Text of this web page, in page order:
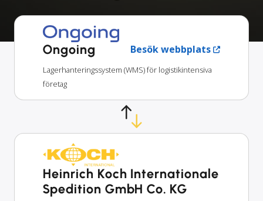
Ongoing Besök webbplats
Lagerhanteringssystem (WMS) för logistikintensiva
företag
Heinrich Koch Internationale
Spedition GmbH Co. KG